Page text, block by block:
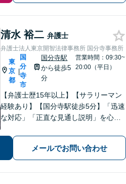
清水 裕二 弁護士
弁護士法人東京開智法律事務所 国分寺事務所
東
京
都
|
国
分
寺
市
国分寺駅
から徒歩5
分
営業時間：09:30~
20:00（平日）
【弁護士歴15年以上】【サラリーマン
経験あり】【国分寺駅徒歩5分】「迅速
な対応」「正直な見通し説明」を心が
はじめ、私生活で生じるさまざまな悩
みに寄り添います！一人ひとりに最適
な解決策をご提案。【夜間・休日相談
可】
メールでお問い合わせ